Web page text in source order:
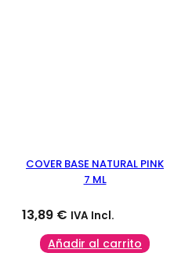
COVER BASE NATURAL PINK
7 ML
13,89 € IVA Incl.
Añadir al carrito